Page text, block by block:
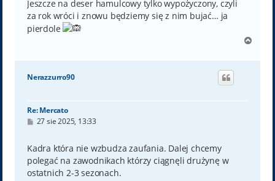
Jeszcze na deser hamulcowy tylko wypożyczony, czyli
za rok wróci i znowu będziemy się z nim bujać… ja
pierdole
g
Nerazzurro90
Re: Mercato
P
t
27 sie 2025, 13:33
Kadra która nie wzbudza zaufania. Dalej chcemy
polegać na zawodnikach którzy ciągnęli drużynę w
ostatnich 2-3 sezonach.